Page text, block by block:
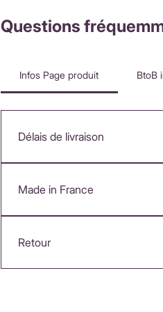
Questions
Infos Page produit BtoB
Délais de livraison
Made in France
Retour